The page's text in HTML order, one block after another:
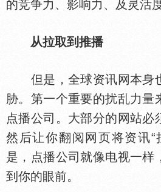
的竞争力、影响力、及灵活度
从拉取到推播
但是，全球资讯网本身
胁。第一个重要的扰乱力量
点播公司。大部分的网站必
然后让你翻阅网页将资讯“
是，点播公司就像电视一样
到你的眼前。